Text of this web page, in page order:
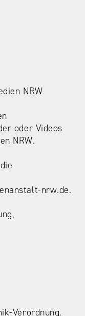
NRW
oder Videos
NRW.
nrw.de.
Verordnung.